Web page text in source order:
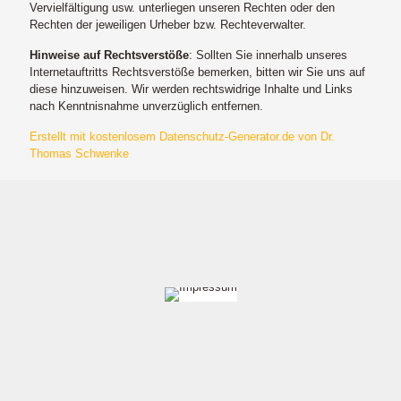
Vervielfältigung usw. unterliegen unseren Rechten oder den
Rechten der jeweiligen Urheber bzw. Rechteverwalter.
Hinweise auf Rechtsverstöße: Sollten Sie innerhalb unseres
Internetauftritts Rechtsverstöße bemerken, bitten wir Sie uns auf
diese hinzuweisen. Wir werden rechtswidrige Inhalte und Links
nach Kenntnisnahme unverzüglich entfernen.
Erstellt mit kostenlosem Datenschutz-Generator.de von Dr.
Thomas Schwenke